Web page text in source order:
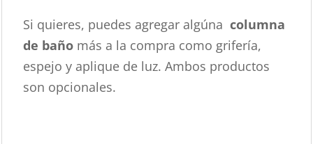
Si quieres, puedes agregar algúna columna
de baño más a la compra como grifería,
espejo y aplique de luz. Ambos productos
son opcionales.